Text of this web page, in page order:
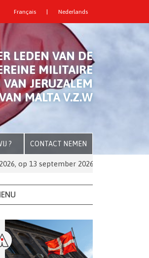
Français | Nederlands
LEDEN VAN DE
MILITAIRE
JERUZALEM
MALTA V.Z.W
? CONTACT NEMEN
13 september 2026